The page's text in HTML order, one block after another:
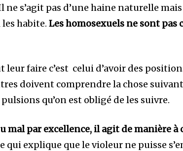
ne s’agit pas d’une haine naturelle
habite. Les homosexuels ne sont pas
leur faire c’est celui d’avoir des
doivent comprendre la chose
pulsions qu’on est obligé de les suivre.
mal par excellence, il agit de manière à
qui explique que le violeur ne puisse